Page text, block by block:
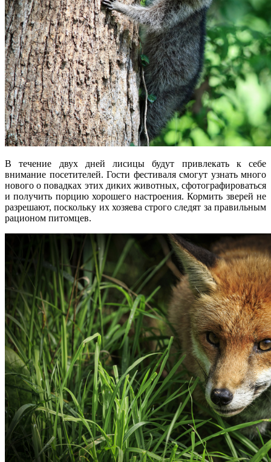
В течение двух дней лисицы будут привлекать к себе
внимание посетителей. Гости фестиваля смогут узнать много
нового о повадках этих диких животных, сфотографироваться
и получить порцию хорошего настроения. Кормить зверей не
разрешают, поскольку их хозяева строго следят за правильным
рационом питомцев.